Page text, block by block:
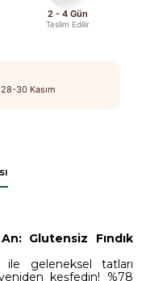
2 - 4 Gün
Teslim Edilir
30 Kasım
Glutensiz Fındık
ile geleneksel tatları
keşfedin! %78